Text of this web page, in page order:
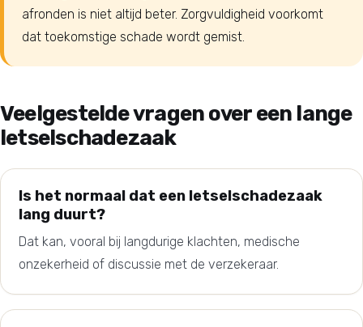
afronden is niet altijd beter. Zorgvuldigheid voorkomt
dat toekomstige schade wordt gemist.
Veelgestelde vragen over een lange
letselschadezaak
Is het normaal dat een letselschadezaak
lang duurt?
Dat kan, vooral bij langdurige klachten, medische
onzekerheid of discussie met de verzekeraar.